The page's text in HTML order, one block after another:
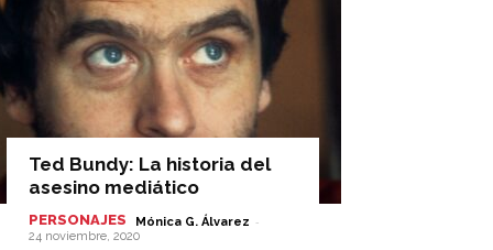
Ted Bundy: La historia del
asesino mediático
PERSONAJES Mónica G. Álvarez -
24 noviembre, 2020